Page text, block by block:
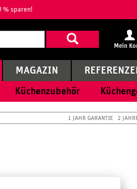
% sparen!
Suchbegriff
eingeben
Mein
Küchenzubehör
MAGAZIN
1 JAHR GARANTIE 2